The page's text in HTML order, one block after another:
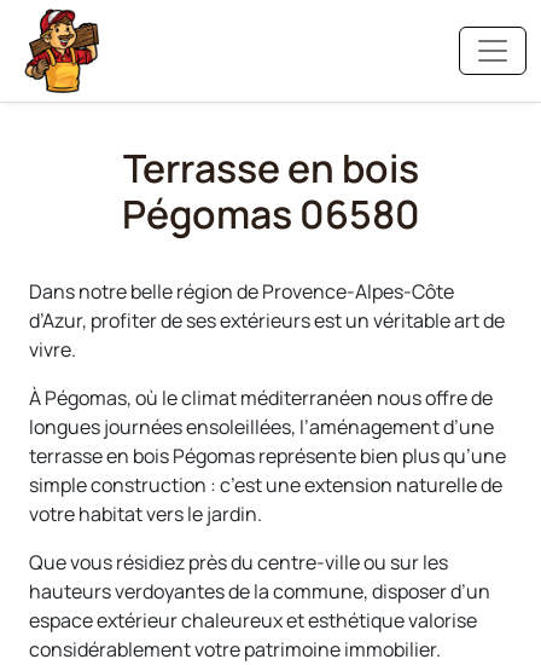
Terrasse en bois
Pégomas 06580
Dans notre belle région de Provence-Alpes-Côte
d’Azur, profiter de ses extérieurs est un véritable art de
vivre.
À Pégomas, où le climat méditerranéen nous offre de
longues journées ensoleillées, l’aménagement d’une
terrasse en bois Pégomas représente bien plus qu’une
simple construction : c’est une extension naturelle de
votre habitat vers le jardin.
Que vous résidiez près du centre-ville ou sur les
hauteurs verdoyantes de la commune, disposer d’un
espace extérieur chaleureux et esthétique valorise
considérablement votre patrimoine immobilier.